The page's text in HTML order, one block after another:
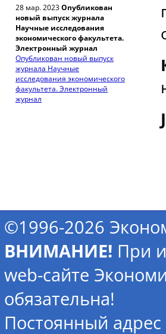
28 мар. 2023Опубликован
новый выпуск журнала
Научные исследования
экономического факультета.
Электронный журнал
Опубликован новый выпуск
журнала Научные
исследования экономического
факультета. Электронный
журнал
©1996-2026
ВНИМАНИЕ! При
web-сайте
обязательна!
Постоянный